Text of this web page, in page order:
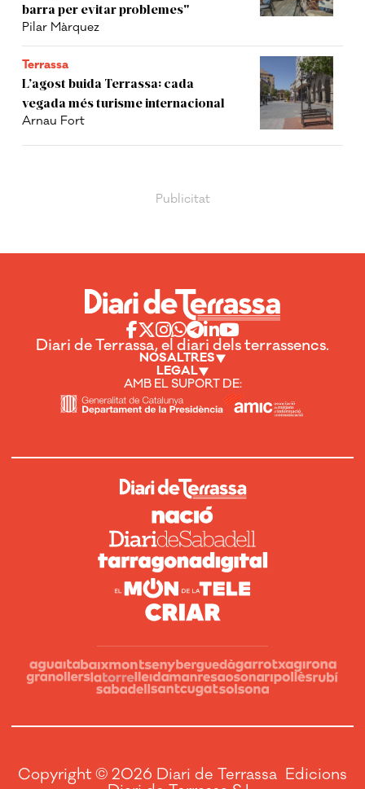
barra per evitar problemes"
Pilar Màrquez
Terrassa
L’agost buida Terrassa: cada
vegada més turisme internacional
Arnau Fort
Diari de Terrassa, el diari dels terrassencs.
NOSALTRES
LEGAL
AMB EL SUPORT DE:
Copyright © 2026 Diari de Terrassa Edicions